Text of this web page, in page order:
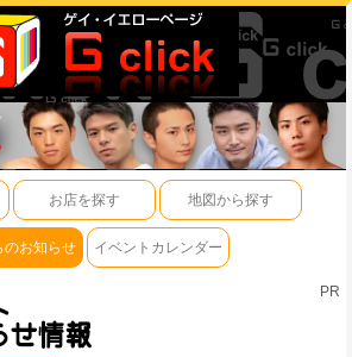
お店を探す 地図から探す
のお知らせ イベントカレンダー
PR